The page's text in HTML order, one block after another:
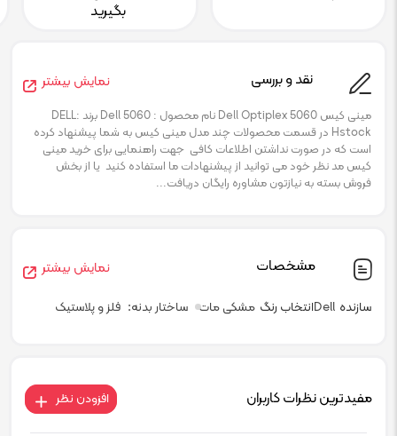
بگیرید
نقد و بررسی نمایش بیشتر
مینی کیس Dell Optiplex 5060 نام محصول : Dell 5060 برند :DELL
Hstock در قسمت محصولات چند مدل مینی کیس به شما پیشنهاد کرده
است که در صورت نداشتن اطلاعات کافی جهت راهنمایی برای خرید مینی
کیس مد نظر خود می توانید از پیشنهادات ما استفاده کنید یا از بخش
فروش بسته به نیازتون مشاوره رایگان دریافت...
مشخصات نمایش بیشتر
سازنده Dellانتخاب رنگ مشکی مات ساختار بدنه فلز و پلاستیک
مفیدترین نظرات کاربران افزودن نظر